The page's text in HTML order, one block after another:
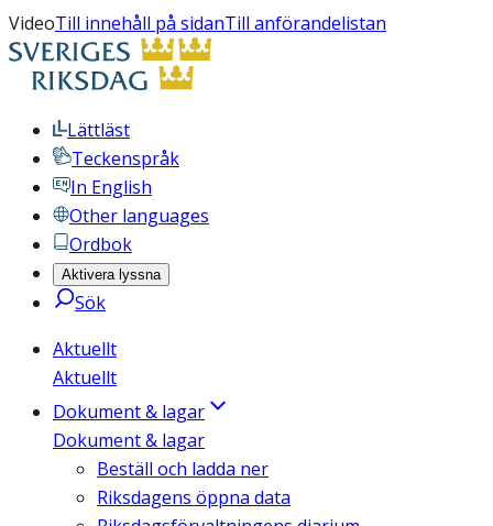
VideoTill innehåll på sidanTill anförandelistan
Lättläst
Teckenspråk
In English
Other languages
Ordbok
Aktivera lyssna
Sök
Aktuellt
Aktuellt
Dokument & lagar
Dokument & lagar
Beställ och ladda ner
Riksdagens öppna data